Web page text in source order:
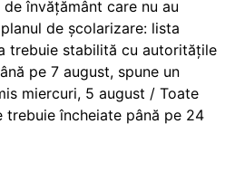
învățământ care nu au
de școlarizare: lista
trebuie stabilită cu autoritățile
pe 7 august, spune un
miercuri, 5 august / Toate
trebuie încheiate până pe 24